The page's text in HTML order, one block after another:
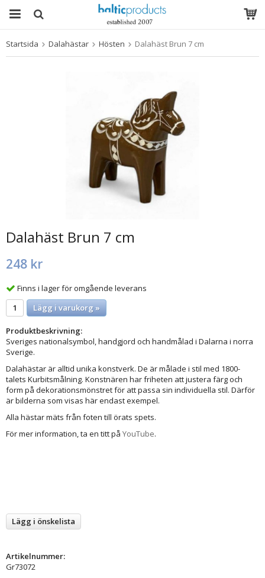
Startsida Dalahästar Hösten Dalahäst Brun 7 cm
Dalahäst Brun 7 cm
248 kr
Finns i lager för omgående leverans
Lägg i varukorg »
Produktbeskrivning:
Sveriges nationalsymbol, handgjord och handmålad i Dalarna i norra
Sverige.
Dalahästar är alltid unika konstverk. De är målade i stil med 1800-
talets Kurbitsmålning. Konstnären har friheten att justera färg och
form på dekorationsmönstret för att passa sin individuella stil. Därför
är bilderna som visas här endast exempel.
Alla hästar mäts från foten till örats spets.
För mer information, ta en titt på YouTube.
Lägg i önskelista
Artikelnummer:
Gr73072